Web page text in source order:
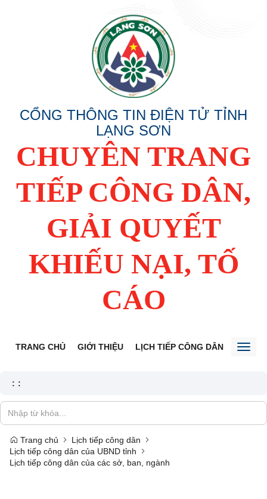
CỔNG THÔNG TIN ĐIỆN TỬ TỈNH
LẠNG SƠN
CHUYÊN TRANG
TIẾP CÔNG DÂN,
GIẢI QUYẾT
KHIẾU NẠI, TỐ
CÁO
TRANG CHỦ GIỚI THIỆU LỊCH TIẾP CÔNG DÂN TIN
: :
Trang chủ
Lịch tiếp công dân
Lịch tiếp công dân của UBND tỉnh
Lịch tiếp công dân của các sở, ban, ngành